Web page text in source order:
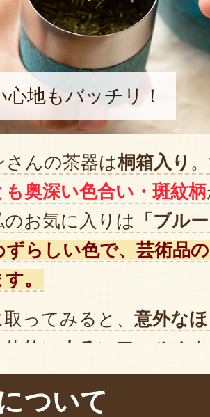
地もバッチリ！
さんの茶器は桐箱入り
も奥深い色合い・斑紋柄
のお気に入りは
「ブル
ずらしい色で、芸術品
。
ってみると、 意外な
的に
まるいフォルム
らしく、「愛着が湧く
得です。
ついて